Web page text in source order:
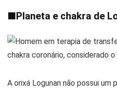
■Planeta e chakra de
A orixá Logunan não possui